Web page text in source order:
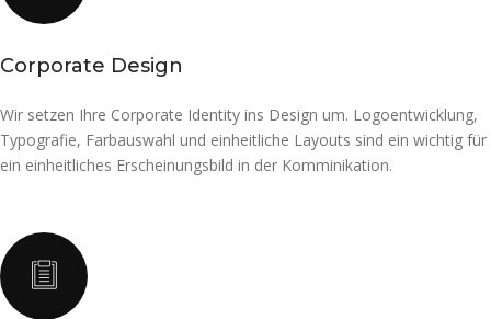
Corporate Design
Wir setzen Ihre Corporate Identity ins Design um. Logoentwicklung,
Typografie, Farbauswahl und einheitliche Layouts sind ein wichtig für
ein einheitliches Erscheinungsbild in der Komminikation.